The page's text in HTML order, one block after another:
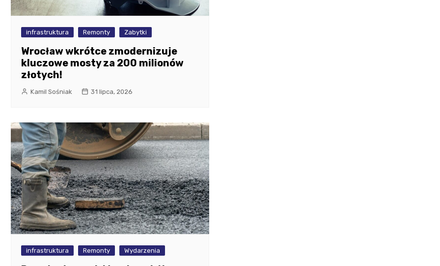
infrastruktura Remonty Zabytki
Wrocław wkrótce zmodernizuje
kluczowe mosty za 200 milionów
złotych!
Kamil Sośniak 31 lipca, 2026
infrastruktura Remonty Wydarzenia